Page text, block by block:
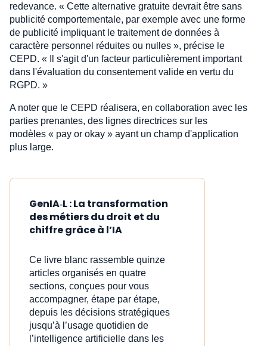
redevance. « Cette alternative gratuite devrait être sans
publicité comportementale, par exemple avec une forme
de publicité impliquant le traitement de données à
caractère personnel réduites ou nulles », précise le
CEPD. « Il s'agit d'un facteur particulièrement important
dans l'évaluation du consentement valide en vertu du
RGPD. »
A noter que le CEPD réalisera, en collaboration avec les
parties prenantes, des lignes directrices sur les
modèles « pay or okay » ayant un champ d'application
plus large.
GenIA‑L : La transformation
des métiers du droit et du
chiffre grâce à l’IA
Ce livre blanc rassemble quinze
articles organisés en quatre
sections, conçues pour vous
accompagner, étape par étape,
depuis les décisions stratégiques
jusqu’à l’usage quotidien de
l’intelligence artificielle dans les